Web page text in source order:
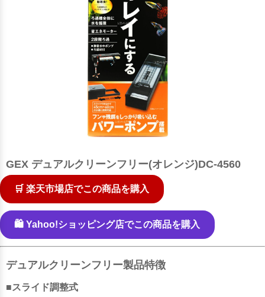
GEX デュアルクリーンフリー(オレンジ)DC-4560
🛒 楽天市場店でこの商品を購入
🛍️ Yahoo!ショッピング店でこの商品を購入
デュアルクリーンフリー製品特徴
■スライド調整式